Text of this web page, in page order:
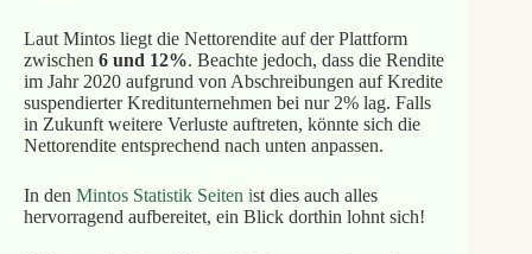
Laut Mintos liegt die Nettorendite auf der Plattform
zwischen 6 und 12%. Beachte jedoch, dass die Rendite
im Jahr 2020 aufgrund von Abschreibungen auf Kredite
suspendierter Kreditunternehmen bei nur 2% lag. Falls
in Zukunft weitere Verluste auftreten, könnte sich die
Nettorendite entsprechend nach unten anpassen.
In den Mintos Statistik Seiten ist dies auch alles
hervorragend aufbereitet, ein Blick dorthin lohnt sich!